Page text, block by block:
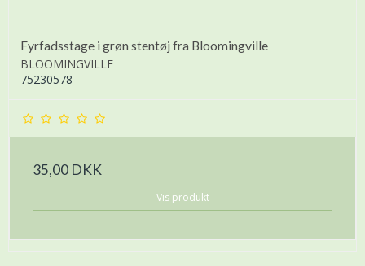
Fyrfadsstage i grøn stentøj fra Bloomingville
BLOOMINGVILLE
75230578
35,00 DKK
Vis produkt